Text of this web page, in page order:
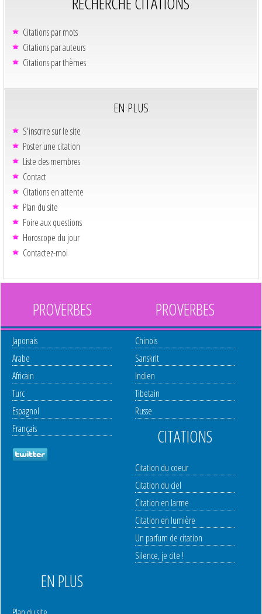
Citations par mots
Citations par auteurs
Citations par thèmes
EN PLUS
S'inscrire sur le site
Poster une citation
Liste des membres
Contact
Citations en attente
Plan du site
Foire aux questions
Horoscope du jour
Contactez-moi
PROVERBES
Japonais
Arabe
Africain
Turc
Espagnol
Français
PROVERBES
Chinois
Sanskrit
Indien
Tibetain
Russe
CITATIONS
Citation du coeur
Citation du ciel
Citation en larme
Citation en lumière
Un parfum de citation
Silence, je cite !
EN PLUS